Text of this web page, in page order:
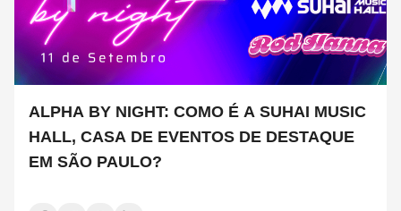
ALPHA BY NIGHT: COMO É A SUHAI MUSIC
HALL, CASA DE EVENTOS DE DESTAQUE
EM SÃO PAULO?